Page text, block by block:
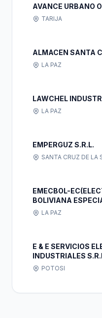
AVANCE URBANO
TARIJA
ALMACEN SANTA
LA PAZ
LAWCHEL
LA PAZ
EMPERGUZ S.R.L.
SANTA CRUZ DE LA
EMECBOL-
BOLIVIANA
LA PAZ
E & E SERVICIOS
INDUSTRIALES
POTOSI